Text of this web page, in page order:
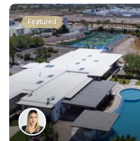
Featured